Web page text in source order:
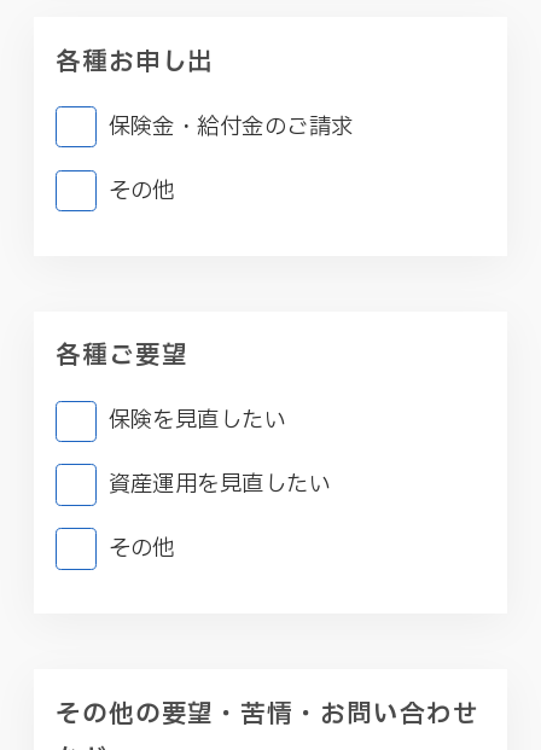
各種お申し出
保険金・給付金のご請求
その他
各種ご要望
保険を見直したい
資産運用を見直したい
その他
その他の要望・苦情・お問い合わせ